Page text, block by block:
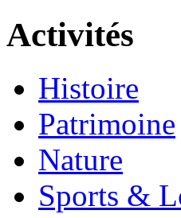
Activités
Histoire
Patrimoine
Nature
Sports &